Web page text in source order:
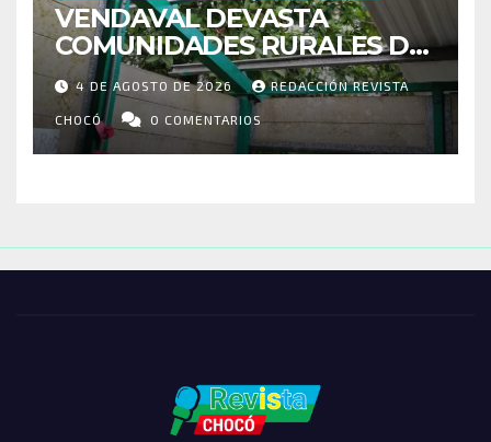
VENDAVAL DEVASTA
COMUNIDADES RURALES DE
RIOSUCIO: ESCUELAS,
VIVIENDAS Y CEMENTERIO
ENTRE LOS AFECTADOS
4 DE AGOSTO DE 2026 REDACCIÓN REVISTA
CHOCÓ 0 COMENTARIOS